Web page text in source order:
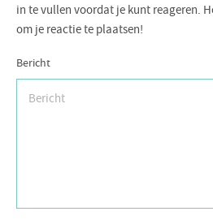
in te vullen voordat je kunt reageren.
om je reactie te plaatsen!
Bericht